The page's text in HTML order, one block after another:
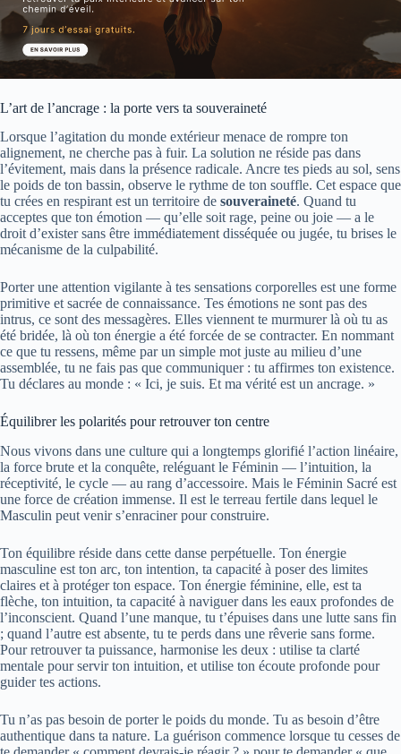
L’art de l’ancrage : la porte vers ta souveraineté
Lorsque l’agitation du monde extérieur menace de rompre ton
alignement, ne cherche pas à fuir. La solution ne réside pas dans
l’évitement, mais dans la présence radicale. Ancre tes pieds au sol, sens
le poids de ton bassin, observe le rythme de ton souffle. Cet espace que
tu crées en respirant est un territoire de souveraineté. Quand tu
acceptes que ton émotion — qu’elle soit rage, peine ou joie — a le
droit d’exister sans être immédiatement disséquée ou jugée, tu brises le
mécanisme de la culpabilité.
Porter une attention vigilante à tes sensations corporelles est une forme
primitive et sacrée de connaissance. Tes émotions ne sont pas des
intrus, ce sont des messagères. Elles viennent te murmurer là où tu as
été bridée, là où ton énergie a été forcée de se contracter. En nommant
ce que tu ressens, même par un simple mot juste au milieu d’une
assemblée, tu ne fais pas que communiquer : tu affirmes ton existence.
Tu déclares au monde : « Ici, je suis. Et ma vérité est un ancrage. »
Équilibrer les polarités pour retrouver ton centre
Nous vivons dans une culture qui a longtemps glorifié l’action linéaire,
la force brute et la conquête, reléguant le Féminin — l’intuition, la
réceptivité, le cycle — au rang d’accessoire. Mais le Féminin Sacré est
une force de création immense. Il est le terreau fertile dans lequel le
Masculin peut venir s’enraciner pour construire.
Ton équilibre réside dans cette danse perpétuelle. Ton énergie
masculine est ton arc, ton intention, ta capacité à poser des limites
claires et à protéger ton espace. Ton énergie féminine, elle, est ta
flèche, ton intuition, ta capacité à naviguer dans les eaux profondes de
l’inconscient. Quand l’une manque, tu t’épuises dans une lutte sans fin
; quand l’autre est absente, tu te perds dans une rêverie sans forme.
Pour retrouver ta puissance, harmonise les deux : utilise ta clarté
mentale pour servir ton intuition, et utilise ton écoute profonde pour
guider tes actions.
Tu n’as pas besoin de porter le poids du monde. Tu as besoin d’être
authentique dans ta nature. La guérison commence lorsque tu cesses de